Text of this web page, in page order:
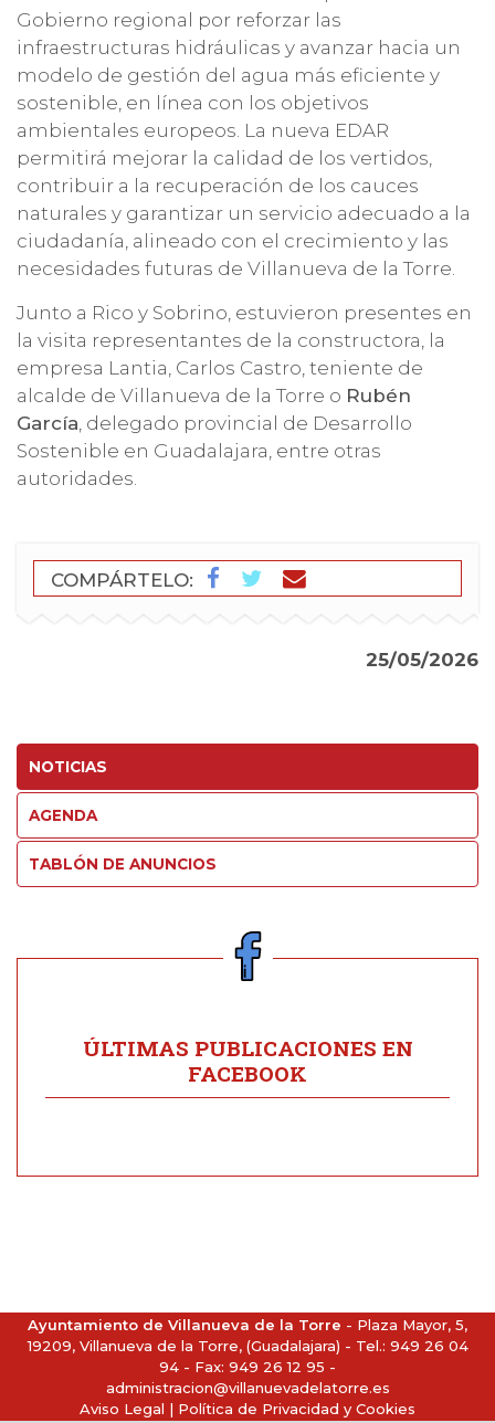
NOTICIAS
AGENDA
TABLÓN DE ANUNCIOS
Gobierno regional por reforzar las
infraestructuras hidráulicas y avanzar hacia un
modelo de gestión del agua más eficiente y
sostenible, en línea con los objetivos
ambientales europeos. La nueva EDAR
permitirá mejorar la calidad de los vertidos,
contribuir a la recuperación de los cauces
naturales y garantizar un servicio adecuado a la
ciudadanía, alineado con el crecimiento y las
necesidades futuras de Villanueva de la Torre.
Junto a Rico y Sobrino, estuvieron presentes en
la visita representantes de la constructora, la
empresa Lantia, Carlos Castro, teniente de
alcalde de Villanueva de la Torre o Rubén
García, delegado provincial de Desarrollo
Sostenible en Guadalajara, entre otras
autoridades.
COMPÁRTELO:
25/05/2026
ÚLTIMAS PUBLICACIONES EN
FACEBOOK
Ayuntamiento de Villanueva de la Torre - Plaza Mayor, 5,
19209, Villanueva de la Torre, (Guadalajara) - Tel.: 949 26 04
94 - Fax: 949 26 12 95 -
administracion@villanuevadelatorre.es
Aviso Legal | Política de Privacidad y Cookies